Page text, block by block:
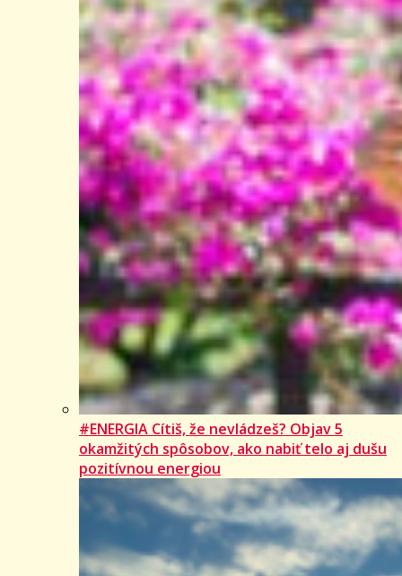
#ENERGIA Cítiš, že nevládzeš? Objav 5
okamžitých spôsobov, ako nabiť telo aj dušu
pozitívnou energiou